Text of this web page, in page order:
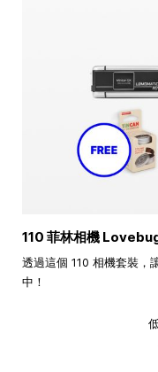
110 菲林相機
透過這個 110 相機套裝，
中！